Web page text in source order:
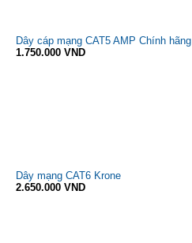
Dây cáp mạng CAT5 AMP Chính hãng
1.750.000 VND
Dây mạng CAT6 Krone
2.650.000 VND